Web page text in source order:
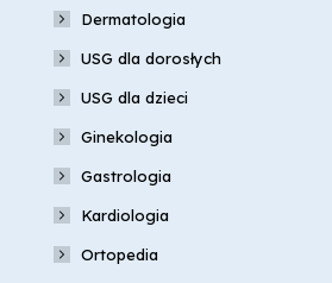
Dermatologia
USG dla dorosłych
USG dla dzieci
Ginekologia
Gastrologia
Kardiologia
Ortopedia